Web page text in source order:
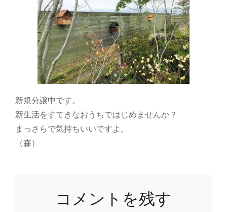
新規分譲中です。
新生活をすてきなおうちではじめませんか？
まっさらで気持ちいいですよ。
（森）
コメントを残す